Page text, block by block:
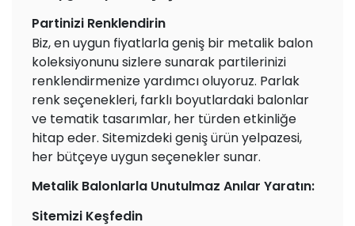
Partinizi Renklendirin
Biz, en uygun fiyatlarla geniş bir metalik balon
koleksiyonunu sizlere sunarak partilerinizi
renklendirmenize yardımcı oluyoruz. Parlak
renk seçenekleri, farklı boyutlardaki balonlar
ve tematik tasarımlar, her türden etkinliğe
hitap eder. Sitemizdeki geniş ürün yelpazesi,
her bütçeye uygun seçenekler sunar.
Metalik Balonlarla Unutulmaz Anılar Yaratın:
Sitemizi Keşfedin